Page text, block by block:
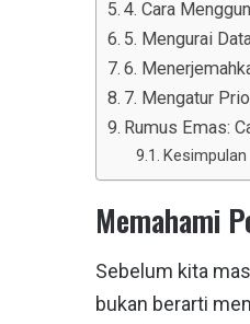
4. Cara
5. Mengurai
6.
7. Mengatur
Rumus Emas:
Kesimpulan
Memahami
Sebelum kita
bukan berarti